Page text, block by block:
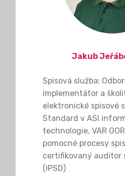
Jakub
Spisová služba:
implementátor a
elektronické spisové
Standard v ASI
technologie, VAR
pomocné procesy
certifikovaný auditor
(IPSD)